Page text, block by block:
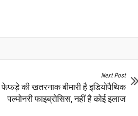
Next Post
फेफड़े की खतरनाक बीमारी है इडियोपैथिक
पल्मोनरी फाइब्रोसिस, नहीं है कोई इलाज